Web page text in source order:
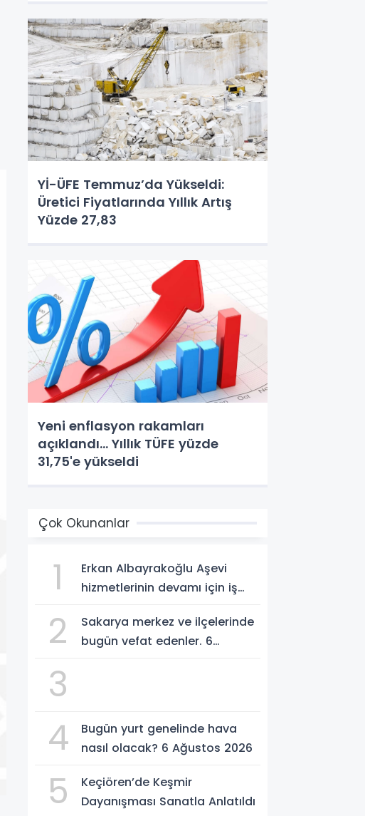
Yİ-ÜFE Temmuz’da Yükseldi:
Üretici Fiyatlarında Yıllık Artış
Yüzde 27,83
Yeni enflasyon rakamları
açıklandı... Yıllık TÜFE yüzde
31,75'e yükseldi
Çok Okunanlar
1
Erkan Albayrakoğlu Aşevi
hizmetlerinin devamı için iş
2
Sakarya merkez ve ilçelerinde
bugün vefat edenler. 6
3
4
Bugün yurt genelinde hava
nasıl olacak? 6 Ağustos 2026
5
Keçiören’de Keşmir
Dayanışması Sanatla Anlatıldı